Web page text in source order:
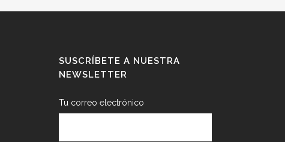
SUSCRÍBETE A NUESTRA
NEWSLETTER
Tu correo electrónico